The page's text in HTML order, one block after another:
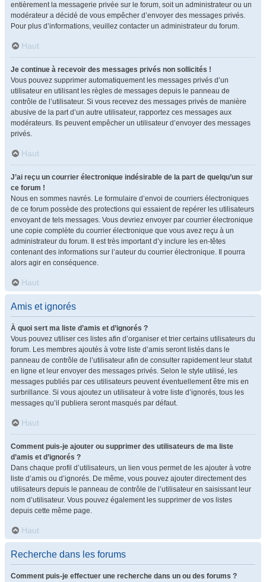
entièrement la messagerie privée sur le forum, soit un administrateur ou un
modérateur a décidé de vous empêcher d’envoyer des messages privés.
Pour plus d’informations, veuillez contacter un administrateur du forum.
Haut
Je continue à recevoir des messages privés non sollicités !
Vous pouvez supprimer automatiquement les messages privés d’un
utilisateur en utilisant les règles de messages depuis le panneau de
contrôle de l’utilisateur. Si vous recevez des messages privés de manière
abusive de la part d’un autre utilisateur, rapportez ces messages aux
modérateurs. Ils peuvent empêcher un utilisateur d’envoyer des messages
privés.
Haut
J’ai reçu un courrier électronique indésirable de la part de quelqu’un sur
ce forum !
Nous en sommes navrés. Le formulaire d’envoi de courriers électroniques
de ce forum possède des protections qui essaient de repérer les utilisateurs
envoyant de tels messages. Vous devriez envoyer par courrier électronique
une copie complète du courrier électronique que vous avez reçu à un
administrateur du forum. Il est très important d’y inclure les en-têtes
contenant des informations sur l’auteur du courrier électronique. Il pourra
alors agir en conséquence.
Haut
Amis et ignorés
À quoi sert ma liste d’amis et d’ignorés ?
Vous pouvez utiliser ces listes afin d’organiser et trier certains utilisateurs du
forum. Les membres ajoutés à votre liste d’amis seront listés dans le
panneau de contrôle de l’utilisateur afin de consulter rapidement leur statut
en ligne et leur envoyer des messages privés. Selon le style utilisé, les
messages publiés par ces utilisateurs peuvent éventuellement être mis en
surbrillance. Si vous ajoutez un utilisateur à votre liste d’ignorés, tous les
messages qu’il publiera seront masqués par défaut.
Haut
Comment puis-je ajouter ou supprimer des utilisateurs de ma liste
d’amis et d’ignorés ?
Dans chaque profil d’utilisateurs, un lien vous permet de les ajouter à votre
liste d’amis ou d’ignorés. De même, vous pouvez ajouter directement des
utilisateurs depuis le panneau de contrôle de l’utilisateur en saisissant leur
nom d’utilisateur. Vous pouvez également les supprimer de vos listes
depuis cette même page.
Haut
Recherche dans les forums
Comment puis-je effectuer une recherche dans un ou des forums ?